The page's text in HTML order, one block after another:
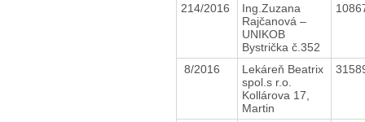
214/2016
Ing.Zuzana
Rajčanová –
UNIKOB
Bystrička č.352
8/2016
Lekáreň Beatrix
spol.s r.o.
Kollárova 17,
Martin